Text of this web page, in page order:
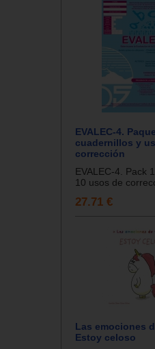
EVALEC-4.
cuadernillos y
corrección
EVALEC-4. Pack
10 usos de
27.71 €
Las emociones
Estoy celoso